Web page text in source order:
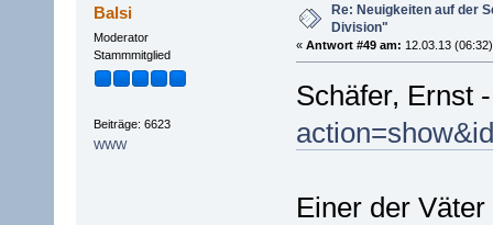
Balsi
Moderator
Stammmitglied
Beiträge: 6623
WWW
Re: Neuigkeiten auf der
Division"
« Antwort #49 am: 12.03.13
Schäfer, Ernst
Einer der